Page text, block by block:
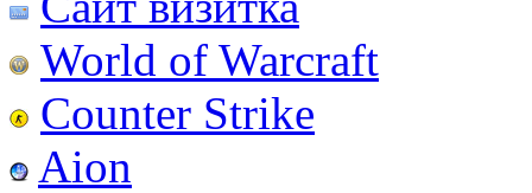
World of Warcraft
Counter Strike
Aion